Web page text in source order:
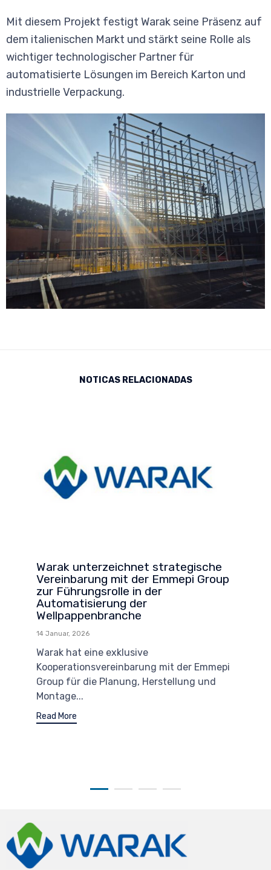
Mit diesem Projekt festigt Warak seine Präsenz auf
dem italienischen Markt und stärkt seine Rolle als
wichtiger technologischer Partner für
automatisierte Lösungen im Bereich Karton und
industrielle Verpackung.
NOTICAS RELACIONADAS
Warak unterzeichnet strategische
Vereinbarung mit der Emmepi Group
zur Führungsrolle in der
Automatisierung der
Wellpappenbranche
14 Januar, 2026
Warak hat eine exklusive
Kooperationsvereinbarung mit der Emmepi
Group für die Planung, Herstellung und
Montage...
Read More